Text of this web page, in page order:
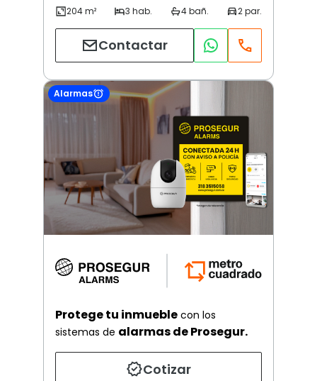
Contactar
Alarmas
Protege tu inmueble con los
sistemas de alarmas de Prosegur.
Cotizar